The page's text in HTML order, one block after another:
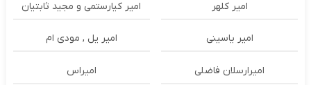
امیر کلهر امیر کیارستمی و مجید ثابتیان
امیر یاسینی امیر یل , مودی ام
امیرارسلان فاضلی امیراس